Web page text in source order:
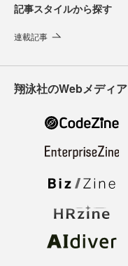
記事スタイルから探す
連載記事
翔泳社のWebメディア